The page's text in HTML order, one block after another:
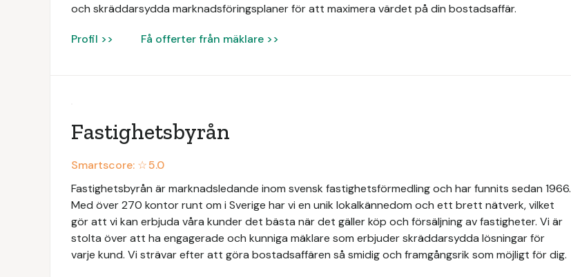
och skräddarsydda marknadsföringsplaner för att maximera värdet på din bostadsaffär.
Profil >> Få offerter från mäklare >>
Fastighetsbyrån
Smartscore: ☆5.0
Fastighetsbyrån är marknadsledande inom svensk fastighetsförmedling och har funnits sedan 1966.
Med över 270 kontor runt om i Sverige har vi en unik lokalkännedom och ett brett nätverk, vilket
gör att vi kan erbjuda våra kunder det bästa när det gäller köp och försäljning av fastigheter. Vi är
stolta över att ha engagerade och kunniga mäklare som erbjuder skräddarsydda lösningar för
varje kund. Vi strävar efter att göra bostadsaffären så smidig och framgångsrik som möjligt för dig.